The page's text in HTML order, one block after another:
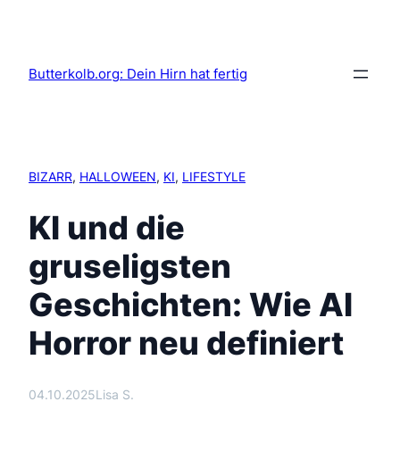
Butterkolb.org: Dein Hirn hat fertig
BIZARR, HALLOWEEN, KI, LIFESTYLE
KI und die
gruseligsten
Geschichten: Wie AI
Horror neu definiert
04.10.2025Lisa S.